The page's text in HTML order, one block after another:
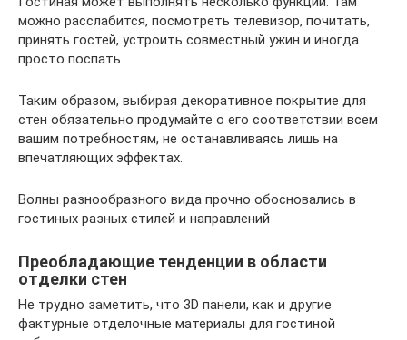
можно расслабится, посмотреть телевизор, почитать,
принять гостей, устроить совместный ужин и иногда
просто поспать.
Таким образом, выбирая декоративное покрытие для
стен обязательно продумайте о его соответствии всем
вашим потребностям, не останавливаясь лишь на
впечатляющих эффектах.
Волны разнообразного вида прочно обосновались в
гостиных разных стилей и направлений
Преобладающие тенденции в области
отделки стен
Не трудно заметить, что 3D панели, как и другие
фактурные отделочные материалы для гостиной